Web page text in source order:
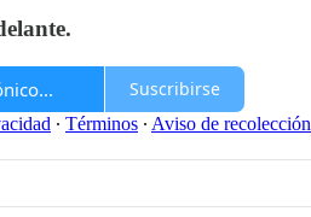
Suscribirse
∙ Términos ∙ Aviso de recolección